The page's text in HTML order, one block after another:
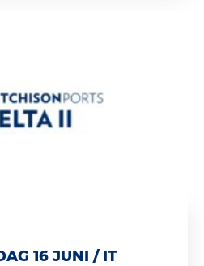
16 JUNI / IT